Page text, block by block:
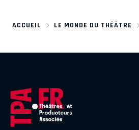
ACCUEIL LE MONDE DU THÉÂTRE